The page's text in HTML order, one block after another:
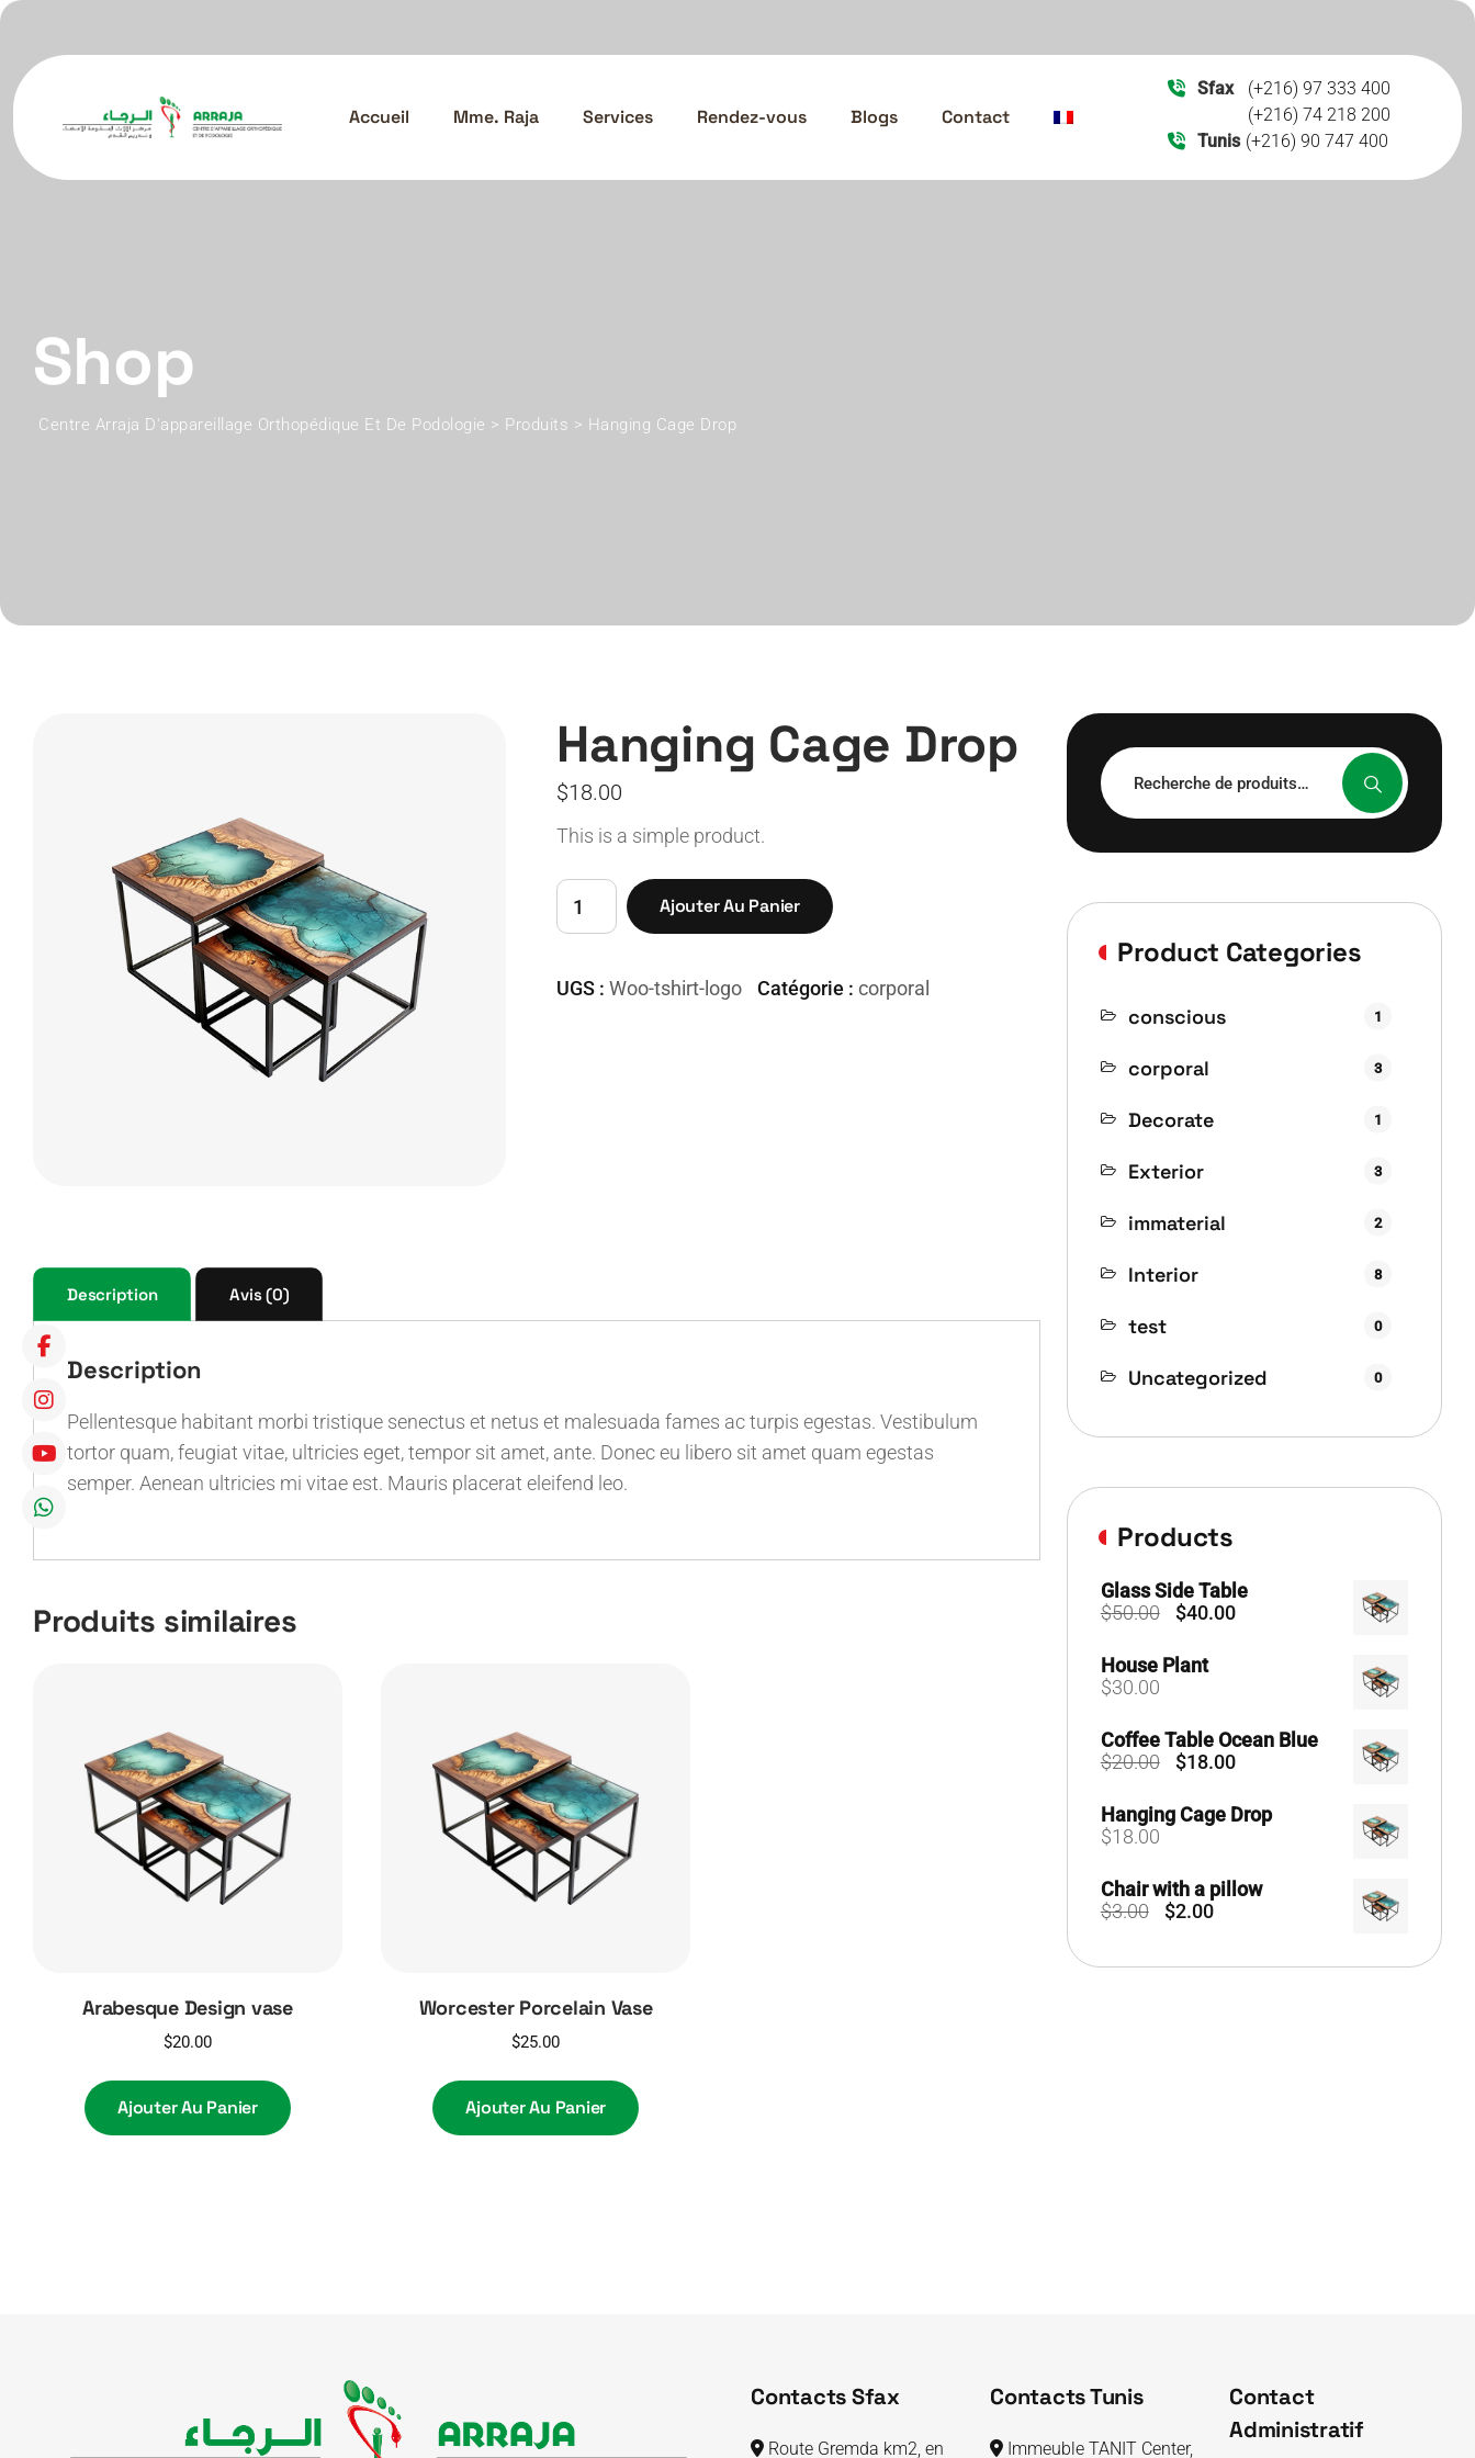
Skip
content
Accueil
Mme. Raja Services Rendez-vous Blogs Contact
Sfax
(+216) 97 333 400
(+216) 74 218 200
Tunis (+216) 90 747 400
Shop
Centre Arraja D'appareillage Orthopédique Et De Podologie > Produits > Hanging Cage Drop
Hanging Cage Drop
$18.00
This is a simple product.
quantité
de
Cage
Ajouter Au Panier
UGS :Woo-tshirt-logo Catégorie :corporal
Description Avis (0)
Description
Pellentesque habitant morbi tristique senectus et netus et malesuada fames ac turpis egestas. Vestibulum
tortor quam, feugiat vitae, ultricies eget, tempor sit amet, ante. Donec eu libero sit amet quam egestas
semper. Aenean ultricies mi vitae est. Mauris placerat eleifend leo.
Produits similaires
Arabesque Design vase
$20.00
Ajouter Au Panier
Worcester Porcelain Vase
$25.00
Ajouter Au Panier
Recherche
pour :
Product Categories
conscious 1
corporal 3
Decorate 1
Exterior 3
immaterial 2
Interior 8
test 0
Uncategorized 0
Products
Glass Side Table
$50.00
Le
initial
était :
$40.00Le
House Plant
$30.00
Coffee Table Ocean Blue
$20.00
Le
initial
était :
$18.00Le
actuel
est :
Hanging Cage Drop
$18.00
Chair with a pillow
$3.00
Le
$2.00Le
Contacts Sfax
Route Gremda km2, en
Contacts Tunis
Immeuble TANIT Center,
Contact
Administratif